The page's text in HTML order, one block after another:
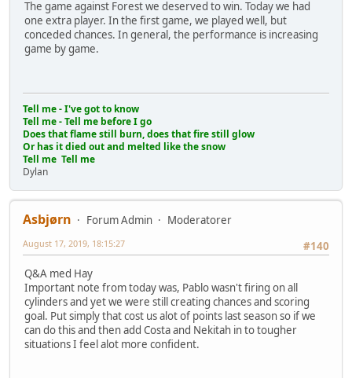
The game against Forest we deserved to win. Today we had
one extra player. In the first game, we played well, but
conceded chances. In general, the performance is increasing
game by game.
Tell me - I've got to know
Tell me - Tell me before I go
Does that flame still burn, does that fire still glow
Or has it died out and melted like the snow
Tell me Tell me
Dylan
Asbjørn Forum Admin
Moderatorer
#140
August 17, 2019, 18:15:27
Q&A med Hay
Important note from today was, Pablo wasn't firing on all
cylinders and yet we were still creating chances and scoring
goal. Put simply that cost us alot of points last season so if we
can do this and then add Costa and Nekitah in to tougher
situations I feel alot more confident.